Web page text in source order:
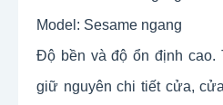
Model: Sesame ngang
Độ bền và độ ổn định cao.
giữ nguyên chi tiết cửa,